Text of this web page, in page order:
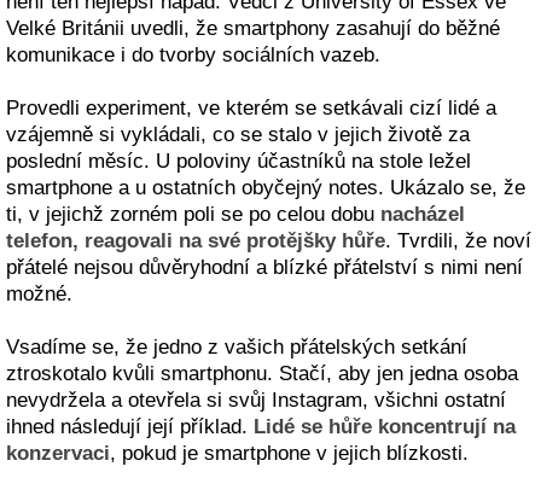
Velké Británii uvedli, že smartphony zasahují do běžné
komunikace i do tvorby sociálních vazeb.
Provedli experiment, ve kterém se setkávali cizí lidé a
vzájemně si vykládali, co se stalo v jejich životě za
poslední měsíc. U poloviny účastníků na stole ležel
smartphone a u ostatních obyčejný notes. Ukázalo se, že
ti, v jejichž zorném poli se po celou dobu nacházel
telefon, reagovali na své protějšky hůře. Tvrdili, že noví
přátelé nejsou důvěryhodní a blízké přátelství s nimi není
možné.
Vsadíme se, že jedno z vašich přátelských setkání
ztroskotalo kvůli smartphonu. Stačí, aby jen jedna osoba
nevydržela a otevřela si svůj Instagram, všichni ostatní
ihned následují její příklad. Lidé se hůře koncentrují na
konzervaci, pokud je smartphone v jejich blízkosti.